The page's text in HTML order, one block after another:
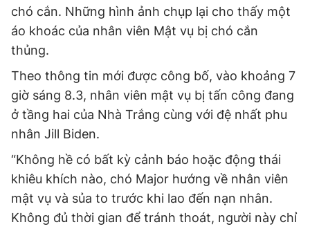
chó cắn. Những hình ảnh chụp lại cho thấy một
áo khoác của nhân viên Mật vụ bị chó cắn
thủng.
Theo thông tin mới được công bố, vào khoảng 7
giờ sáng 8.3, nhân viên mật vụ bị tấn công đang
ở tầng hai của Nhà Trắng cùng với đệ nhất phu
nhân Jill Biden.
“Không hề có bất kỳ cảnh báo hoặc động thái
khiêu khích nào, chó Major hướng về nhân viên
mật vụ và sủa to trước khi lao đến nạn nhân.
Không đủ thời gian để tránh thoát, người này chỉ